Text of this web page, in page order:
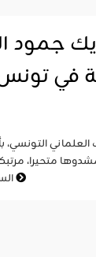
جمود
في
التونسي،
متحيرا،